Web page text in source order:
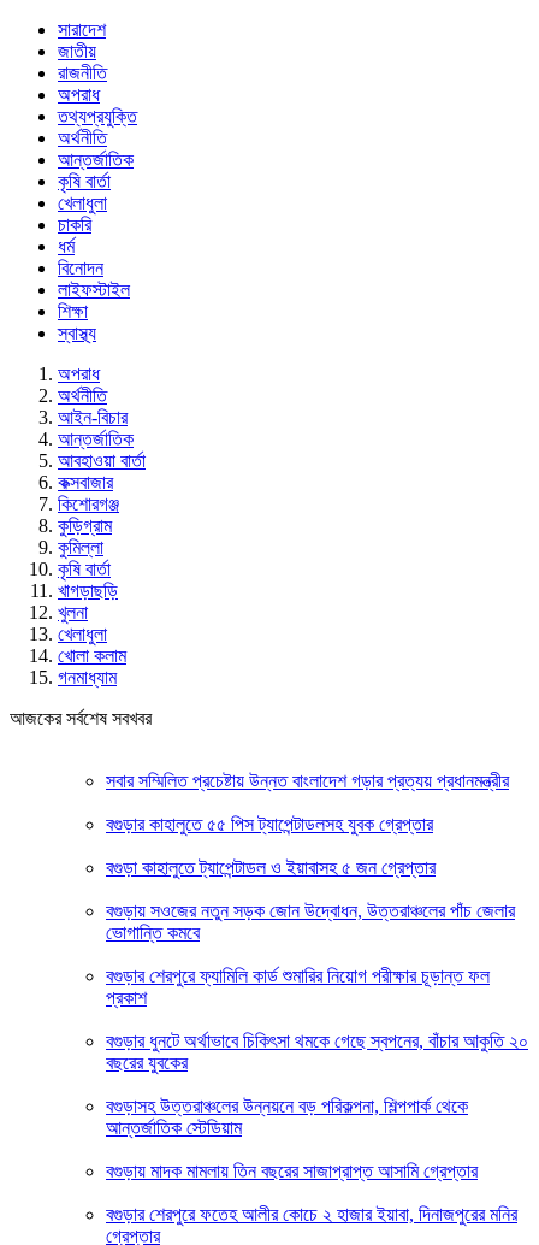
সারাদেশ
জাতীয়
রাজনীতি
অপরাধ
তথ্যপ্রযুক্তি
অর্থনীতি
আন্তর্জাতিক
কৃষি বার্তা
খেলাধুলা
চাকরি
ধর্ম
বিনোদন
লাইফস্টাইল
শিক্ষা
স্বাস্থ্য
অপরাধ
অর্থনীতি
আইন-বিচার
আন্তর্জাতিক
আবহাওয়া বার্তা
কক্সবাজার
কিশোরগঞ্জ
কুড়িগ্রাম
কুমিল্লা
কৃষি বার্তা
খাগড়াছড়ি
খুলনা
খেলাধুলা
খোলা কলাম
গনমাধ্যাম
আজকের সর্বশেষ সবখবর
সবার সম্মিলিত প্রচেষ্টায় উন্নত বাংলাদেশ গড়ার প্রত্যয় প্রধানমন্ত্রীর
বগুড়ার কাহালুতে ৫৫ পিস ট্যাপেন্টাডলসহ যুবক গ্রেপ্তার
বগুড়া কাহালুতে ট্যাপেন্টাডল ও ইয়াবাসহ ৫ জন গ্রেপ্তার
বগুড়ায় সওজের নতুন সড়ক জোন উদ্বোধন, উত্তরাঞ্চলের পাঁচ জেলার
ভোগান্তি কমবে
বগুড়ার শেরপুরে ফ্যামিলি কার্ড শুমারির নিয়োগ পরীক্ষার চূড়ান্ত ফল
প্রকাশ
বগুড়ার ধুনটে অর্থাভাবে চিকিৎসা থমকে গেছে স্বপনের, বাঁচার আকুতি ২০
বছরের যুবকের
বগুড়াসহ উত্তরাঞ্চলের উন্নয়নে বড় পরিকল্পনা, শিল্পপার্ক থেকে
আন্তর্জাতিক স্টেডিয়াম
বগুড়ায় মাদক মামলায় তিন বছরের সাজাপ্রাপ্ত আসামি গ্রেপ্তার
বগুড়ার শেরপুরে ফতেহ আলীর কোচে ২ হাজার ইয়াবা, দিনাজপুরের মনির
গ্রেপ্তার